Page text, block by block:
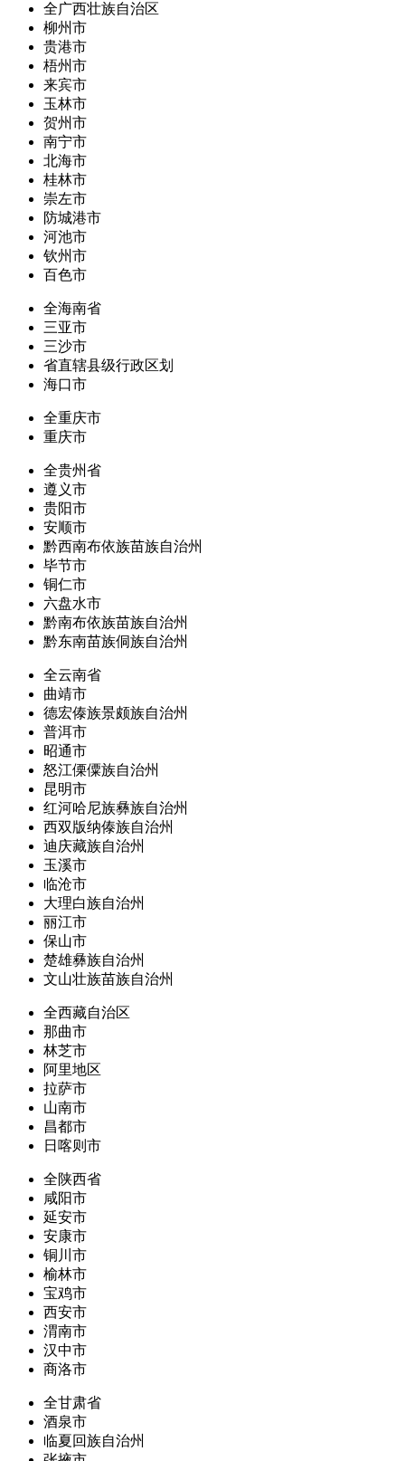
全广西壮族自治区
柳州市
贵港市
梧州市
来宾市
玉林市
贺州市
南宁市
北海市
桂林市
崇左市
防城港市
河池市
钦州市
百色市
全海南省
三亚市
三沙市
省直辖县级行政区划
海口市
全重庆市
重庆市
全贵州省
遵义市
贵阳市
安顺市
黔西南布依族苗族自治州
毕节市
铜仁市
六盘水市
黔南布依族苗族自治州
黔东南苗族侗族自治州
全云南省
曲靖市
德宏傣族景颇族自治州
普洱市
昭通市
怒江傈僳族自治州
昆明市
红河哈尼族彝族自治州
西双版纳傣族自治州
迪庆藏族自治州
玉溪市
临沧市
大理白族自治州
丽江市
保山市
楚雄彝族自治州
文山壮族苗族自治州
全西藏自治区
那曲市
林芝市
阿里地区
拉萨市
山南市
昌都市
日喀则市
全陕西省
咸阳市
延安市
安康市
铜川市
榆林市
宝鸡市
西安市
渭南市
汉中市
商洛市
全甘肃省
酒泉市
临夏回族自治州